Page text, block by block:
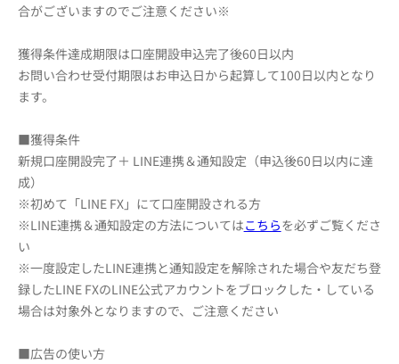
合がございますのでご注意ください※
獲得条件達成期限は口座開設申込完了後60日以内
お問い合わせ受付期限はお申込日から起算して100日以内となり
ます。
■獲得条件
新規口座開設完了＋ LINE連携＆通知設定（申込後60日以内に達
成）
※初めて「LINE FX」にて口座開設される方
※LINE連携＆通知設定の方法についてはこちらを必ずご覧くださ
い
※一度設定したLINE連携と通知設定を解除された場合や友だち登
録したLINE FXのLINE公式アカウントをブロックした・している
場合は対象外となりますので、ご注意ください
■広告の使い方